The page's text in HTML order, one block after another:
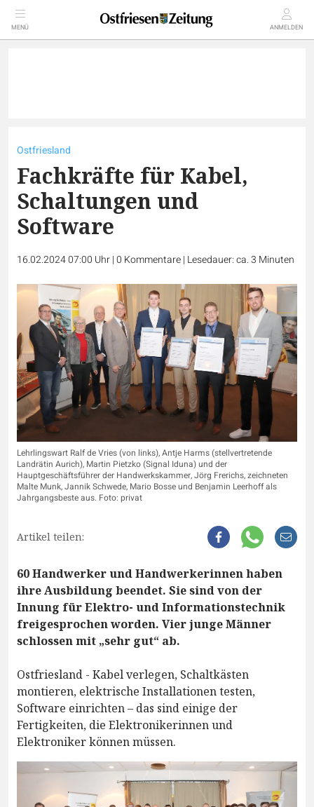
MENÜ ANMELDEN
Ostfriesland
Fachkräfte für Kabel,
Schaltungen und
Software
16.02.2024 07:00 Uhr|0 Kommentare| Lesedauer: ca. 3 Minuten
Lehrlingswart Ralf de Vries (von links), Antje Harms (stellvertretende
Landrätin Aurich), Martin Pietzko (Signal Iduna) und der
Hauptgeschäftsführer der Handwerkskammer, Jörg Frerichs, zeichneten
Malte Munk, Jannik Schwede, Mario Bosse und Benjamin Leerhoff als
Jahrgangsbeste aus. Foto: privat
Artikel teilen:
60 Handwerker und Handwerkerinnen haben
ihre Ausbildung beendet. Sie sind von der
Innung für Elektro- und Informationstechnik
freigesprochen worden. Vier junge Männer
schlossen mit „sehr gut“ ab.
Ostfriesland - Kabel verlegen, Schaltkästen
montieren, elektrische Installationen testen,
Software einrichten – das sind einige der
Fertigkeiten, die Elektronikerinnen und
Elektroniker können müssen.